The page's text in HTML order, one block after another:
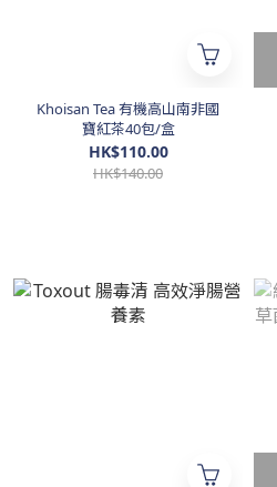
Khoisan Tea 有機高山南非國
寶紅茶40包/盒
HK$110.00
HK$140.00